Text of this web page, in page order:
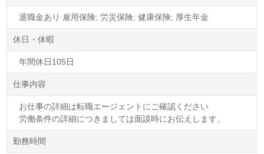
退職金あり 雇用保険; 労災保険; 健康保険; 厚生年金
休日・休暇
年間休日105日
仕事内容
お仕事の詳細は転職エージェントにご確認ください
労働条件の詳細につきましては面談時にお伝えします。
勤務時間